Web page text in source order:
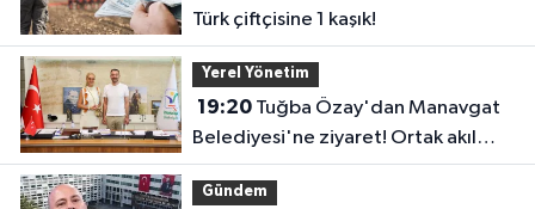
Türk çiftçisine 1 kaşık!
Yerel Yönetim
19:20Tuğba Özay'dan Manavgat
Belediyesi'ne ziyaret! Ortak akıl
sürecine destek verdi
Gündem